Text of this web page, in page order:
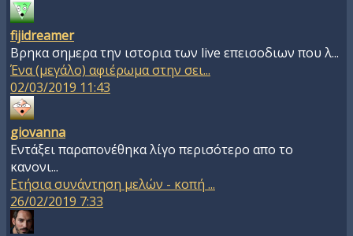
fijidreamer
Βρηκα σημερα την ιστορια των live επεισοδιων που λ...
Ένα (μεγάλο) αφιέρωμα στην σει...
02/03/2019 11:43
giovanna
Εντάξει παραπονέθηκα λίγο περισότερο απο το
κανονι...
Ετήσια συνάντηση μελών - κοπή ...
26/02/2019 7:33